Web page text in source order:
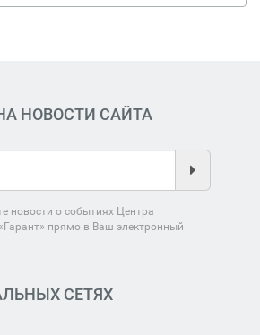
НОВОСТИ САЙТА
новости о событиях Центра
прямо в Ваш электронный
СЕТЯХ